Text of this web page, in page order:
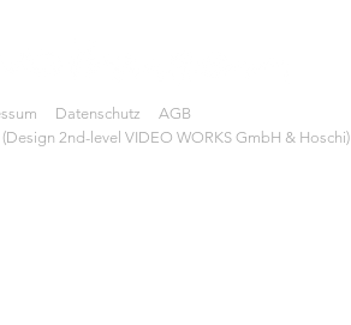
Datenschutz
AGB
2nd-level VIDEO WORKS GmbH & Hoschi)